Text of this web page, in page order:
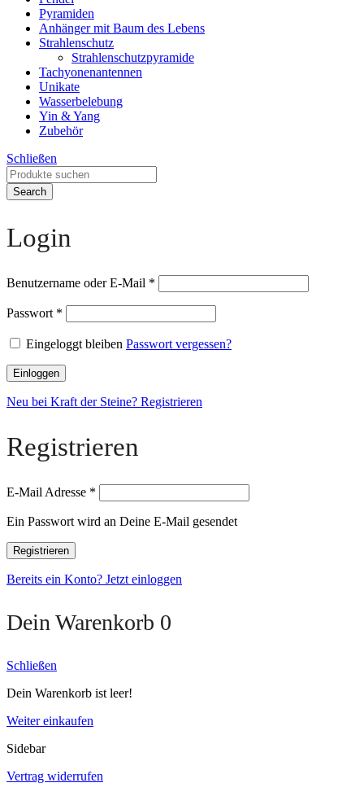
Pyramiden
Anhänger mit Baum des Lebens
Strahlenschutz
Strahlenschutzpyramide
Tachyonenantennen
Unikate
Wasserbelebung
Yin & Yang
Zubehör
Schließen
Search
Login
Benutzername oder E-Mail *
Passwort *
Eingeloggt bleiben Passwort vergessen?
Einloggen
Neu bei Kraft der Steine? Registrieren
Registrieren
E-Mail Adresse *
Ein Passwort wird an Deine E-Mail gesendet
Registrieren
Bereits ein Konto? Jetzt einloggen
Dein Warenkorb 0
Schließen
Dein Warenkorb ist leer!
Weiter einkaufen
Sidebar
Vertrag widerrufen